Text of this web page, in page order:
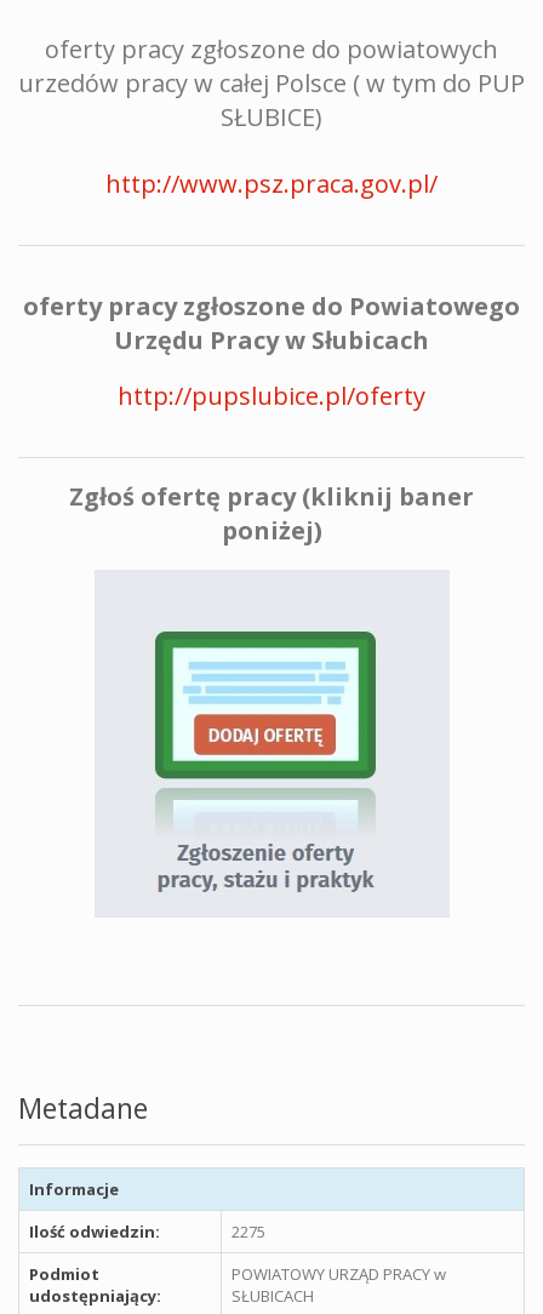
oferty pracy zgłoszone do powiatowych
urzedów pracy w całej Polsce ( w tym do PUP
SŁUBICE)
http://www.psz.praca.gov.pl/
oferty pracy zgłoszone do Powiatowego
Urzędu Pracy w Słubicach
http://pupslubice.pl/oferty
Zgłoś ofertę pracy (kliknij baner
poniżej)
Metadane
Informacje
Ilość odwiedzin:
2275
Podmiot
udostępniający:
POWIATOWY URZĄD PRACY w
SŁUBICACH